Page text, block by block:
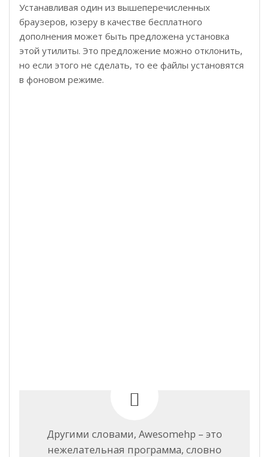
Устанавливая один из вышеперечисленных
браузеров, юзеру в качестве бесплатного
дополнения может быть предложена установка
этой утилиты. Это предложение можно отклонить,
но если этого не сделать, то ее файлы установятся
в фоновом режиме.
Другими словами, Awesomehp – это
нежелательная программа, словно